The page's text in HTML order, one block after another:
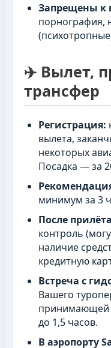
Запрещены к
порнография,
✈️ Вылет,
трансфер
Регистрация:
вылета,
некоторых
Посадка — за
минимум за 3
После
контроль
наличие
кредитную
Встреча с
Вашего
принимающей
до 1,5 часов.
В аэропорту